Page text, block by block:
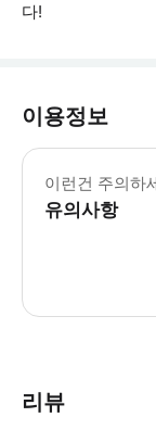
다!
이용정보
이런건 주의하
유의사항
리뷰